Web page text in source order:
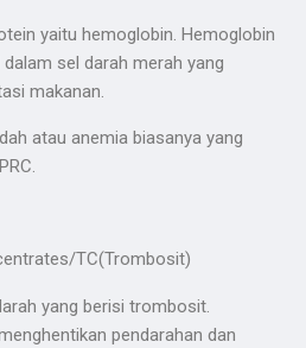
yaitu hemoglobin. Hemoglobin
sel darah merah yang
makanan.
atau anemia biasanya yang
TC(Trombosit)
yang berisi trombosit.
pendarahan dan